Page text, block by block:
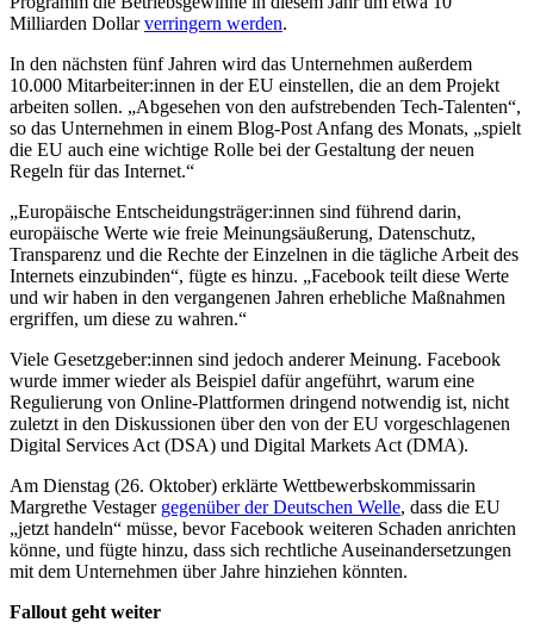
Milliarden Dollarverringern werden.
In den nächsten fünf Jahren wird das Unternehmen außerdem
10.000 Mitarbeiter:innen in der EU einstellen, die an dem Projekt
arbeiten sollen. „Abgesehen von den aufstrebenden Tech-Talenten“,
so das Unternehmen in einem Blog-Post Anfang des Monats, „spielt
die EU auch eine wichtige Rolle bei der Gestaltung der neuen
Regeln für das Internet.“
„Europäische Entscheidungsträger:innen sind führend darin,
europäische Werte wie freie Meinungsäußerung, Datenschutz,
Transparenz und die Rechte der Einzelnen in die tägliche Arbeit des
Internets einzubinden“, fügte es hinzu. „Facebook teilt diese Werte
und wir haben in den vergangenen Jahren erhebliche Maßnahmen
ergriffen, um diese zu wahren.“
Viele Gesetzgeber:innen sind jedoch anderer Meinung. Facebook
wurde immer wieder als Beispiel dafür angeführt, warum eine
Regulierung von Online-Plattformen dringend notwendig ist, nicht
zuletzt in den Diskussionen über den von der EU vorgeschlagenen
Digital Services Act (DSA) und Digital Markets Act (DMA).
Am Dienstag (26. Oktober) erklärte Wettbewerbskommissarin
Margrethe Vestager gegenüber der Deutschen Welle, dass die EU
„jetzt handeln“ müsse, bevor Facebook weiteren Schaden anrichten
könne, und fügte hinzu, dass sich rechtliche Auseinandersetzungen
mit dem Unternehmen über Jahre hinziehen könnten.
Fallout geht weiter